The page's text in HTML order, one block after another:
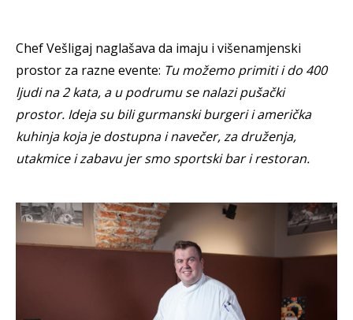
Chef Vešligaj naglašava da imaju i višenamjenski
prostor za razne evente: Tu možemo primiti i do 400
ljudi na 2 kata, a u podrumu se nalazi pušački
prostor. Ideja su bili gurmanski burgeri i američka
kuhinja koja je dostupna i navečer, za druženja,
utakmice i zabavu jer smo sportski bar i restoran.